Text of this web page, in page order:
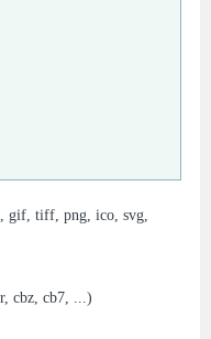
gif, tiff, png, ico, svg,
cbz, cb7, ...)